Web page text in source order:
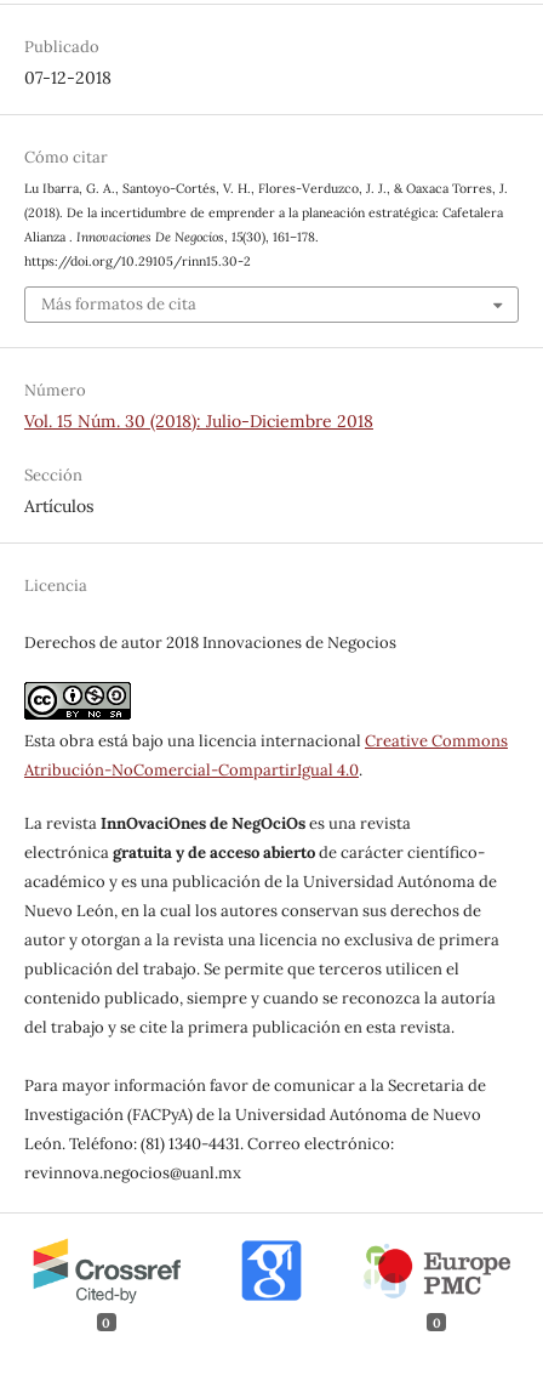
Publicado
07-12-2018
Cómo citar
Lu Ibarra, G. A., Santoyo-Cortés, V. H., Flores-Verduzco, J. J., & Oaxaca Torres, J.
(2018). De la incertidumbre de emprender a la planeación estratégica: Cafetalera
Alianza . Innovaciones De Negocios, 15(30), 161–178.
https://doi.org/10.29105/rinn15.30-2
Más formatos de cita
Número
Vol. 15 Núm. 30 (2018): Julio-Diciembre 2018
Sección
Artículos
Licencia
Derechos de autor 2018 Innovaciones de Negocios
Esta obra está bajo una licencia internacional Creative Commons
Atribución-NoComercial-CompartirIgual 4.0.
La revistaInnOvaciOnes de NegOciOses una revista
electrónicagratuita y de acceso abiertode carácter científico-
académico y es una publicación de la Universidad Autónoma de
Nuevo León, en la cual los autores conservan sus derechos de
autor y otorgan a la revista una licencia no exclusiva de primera
publicación del trabajo. Se permite que terceros utilicen el
contenido publicado, siempre y cuando se reconozca la autoría
del trabajo y se cite la primera publicación en esta revista.
Para mayor información favor de comunicar a la Secretaria de
Investigación (FACPyA) de la Universidad Autónoma de Nuevo
León. Teléfono: (81) 1340-4431. Correo electrónico:
revinnova.negocios@uanl.mx
0 0